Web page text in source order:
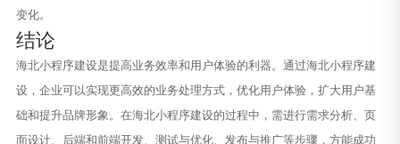
变化。
结论
海北小程序建设是提高业务效率和用户体验的利器。通过海北小程序建
设，企业可以实现更高效的业务处理方式，优化用户体验，扩大用户基
础和提升品牌形象。在海北小程序建设的过程中，需进行需求分析、页
面设计、后端和前端开发、测试与优化、发布与推广等步骤，方能成功